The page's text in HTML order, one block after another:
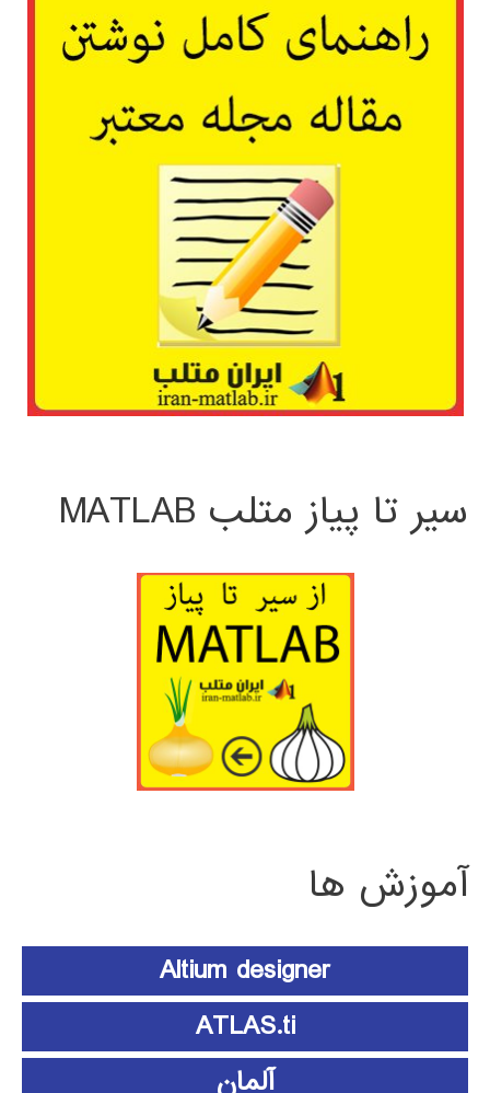
سیر تا پیاز متلب MATLAB
آموزش ها
Altium designer
ATLAS.ti
آلمان